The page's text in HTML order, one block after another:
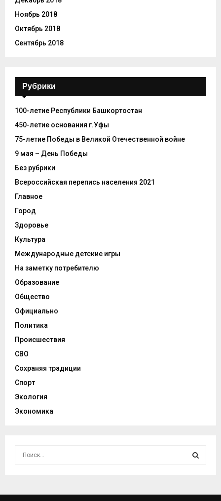
Ноябрь 2018
Октябрь 2018
Сентябрь 2018
Рубрики
100-летие Республики Башкортостан
450-летие основания г.Уфы
75-летие Победы в Великой Отечественной войне
9 мая – День Победы
Без рубрики
Всероссийская перепись населения 2021
Главное
Город
Здоровье
Культура
Международные детские игры
На заметку потребителю
Образование
Общество
Официально
Политика
Происшествия
СВО
Сохраняя традиции
Спорт
Экология
Экономика
С